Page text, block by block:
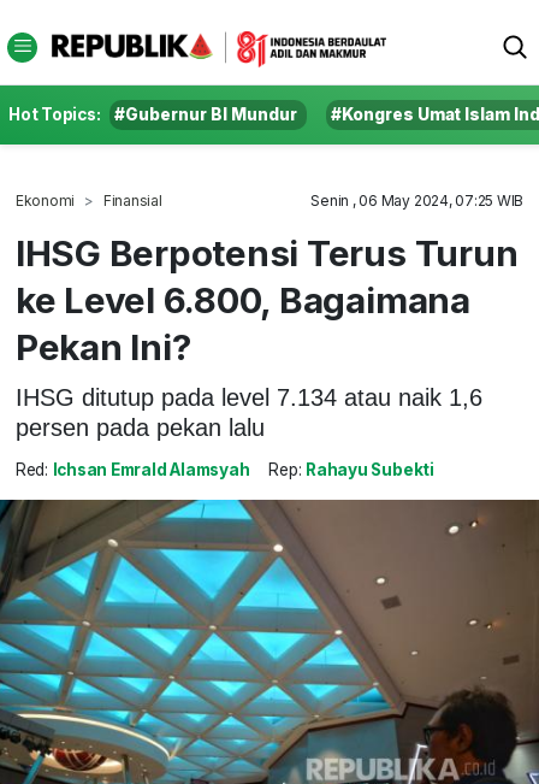
Hot Topics: #Gubernur BI Mundur #Kongres Umat Islam
Ekonomi Finansial Senin , 06 May 2024, 07:25 WIB
IHSG Berpotensi Terus Turun
ke Level 6.800, Bagaimana
Pekan Ini?
IHSG ditutup pada level 7.134 atau naik 1,6
persen pada pekan lalu
Red: Ichsan Emrald Alamsyah Rep: Rahayu Subekti